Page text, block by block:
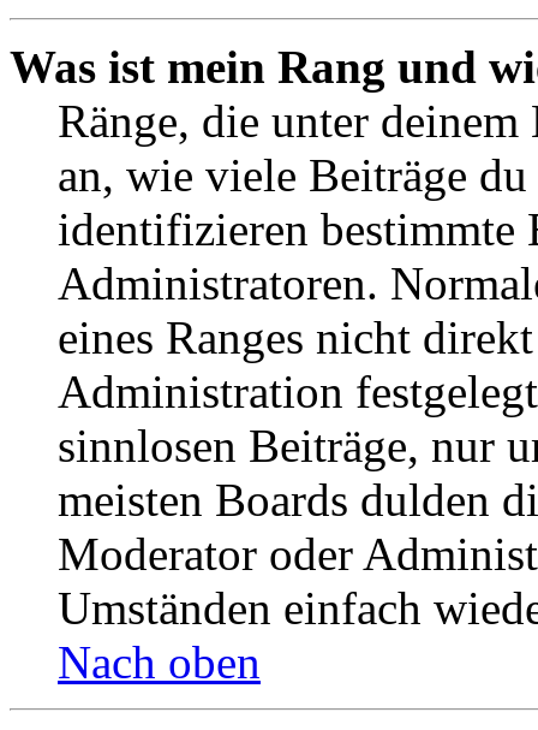
Was ist mein Rang und
Ränge, die unter deinem
an, wie viele Beiträge
identifizieren bestimmte
Administratoren.
eines Ranges nicht
Administration
sinnlosen Beiträge, nur
meisten Boards dulden
Moderator oder
Umständen einfach
Nach oben